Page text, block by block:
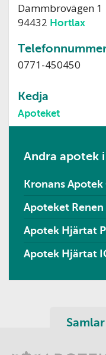
Dammbrovägen 1
94432 Hortlax
0771-450450
Kedja
Apoteket
Andra apotek
Kronans
Apoteket Renen
Apotek Hjärtat
Apotek Hjärtat